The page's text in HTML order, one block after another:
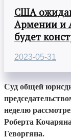
США
Армении и
будет
2023-05-31
Суд общей
неделю
Роберта
Геворгяна.